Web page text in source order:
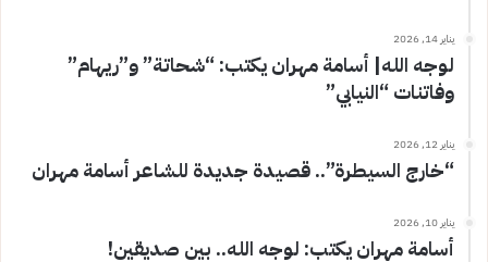
يناير 14, 2026
لوجه الله| أسامة مهران يكتب: “شحاتة” و”ريهام”
وفاتنات “النيابي”
يناير 12, 2026
“خارج السيطرة”.. قصيدة جديدة للشاعر أسامة مهران
يناير 10, 2026
أسامة مهران يكتب: لوجه الله.. بين صديقين!